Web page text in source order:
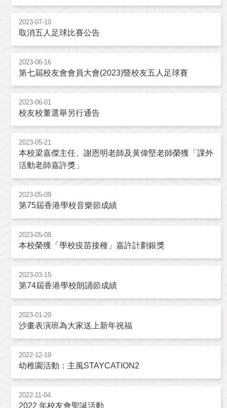
2023-07-10
取消五人足球比賽公告
2023-06-16
第七屆校友會會員大會(2023)暨校友五人足球賽
2023-06-01
校友校董選舉另行通告
2023-05-21
本校梁嘉傑主任、謝恩明老師及黃偉堅老師榮獲「課外
活動老師嘉許獎」
2023-05-09
第75屆香港學校音樂節成績
2023-05-08
本校榮獲「學校疫苗接種」嘉許計劃銀獎
2023-03-15
第74屆香港學校朗誦節成績
2023-01-20
沙畫表演班為大家送上新年祝福
2022-12-19
幼稚園活動：主風STAYCATION2
2022-11-04
2022 年校友會聖誕活動